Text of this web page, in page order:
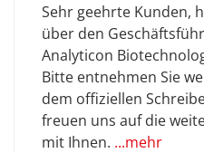
Sehr geehrte Kunden,
über den
Analyticon
Bitte entnehmen Sie
dem offiziellen
freuen uns auf die
mit Ihnen. ...mehr